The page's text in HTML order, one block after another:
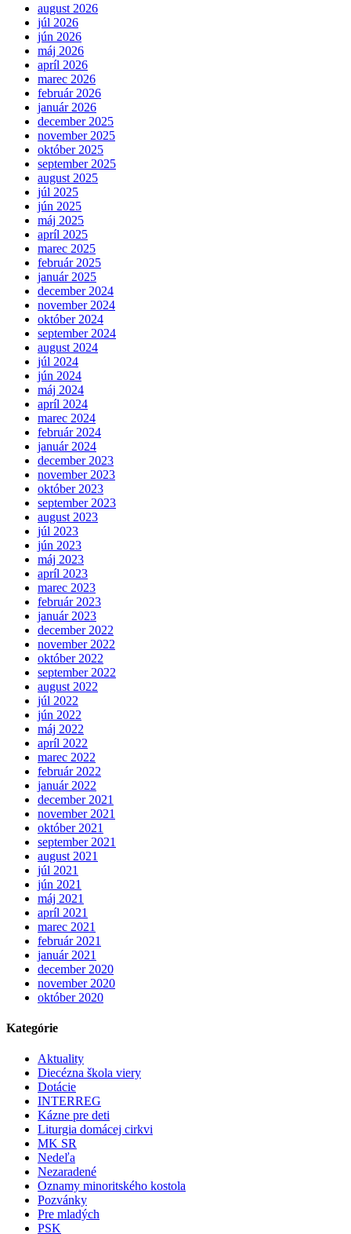
august 2026
júl 2026
jún 2026
máj 2026
apríl 2026
marec 2026
február 2026
január 2026
december 2025
november 2025
október 2025
september 2025
august 2025
júl 2025
jún 2025
máj 2025
apríl 2025
marec 2025
február 2025
január 2025
december 2024
november 2024
október 2024
september 2024
august 2024
júl 2024
jún 2024
máj 2024
apríl 2024
marec 2024
február 2024
január 2024
december 2023
november 2023
október 2023
september 2023
august 2023
júl 2023
jún 2023
máj 2023
apríl 2023
marec 2023
február 2023
január 2023
december 2022
november 2022
október 2022
september 2022
august 2022
júl 2022
jún 2022
máj 2022
apríl 2022
marec 2022
február 2022
január 2022
december 2021
november 2021
október 2021
september 2021
august 2021
júl 2021
jún 2021
máj 2021
apríl 2021
marec 2021
február 2021
január 2021
december 2020
november 2020
október 2020
Kategórie
Aktuality
Diecézna škola viery
Dotácie
INTERREG
Kázne pre deti
Liturgia domácej cirkvi
MK SR
Nedeľa
Nezaradené
Oznamy minoritského kostola
Pozvánky
Pre mladých
PSK